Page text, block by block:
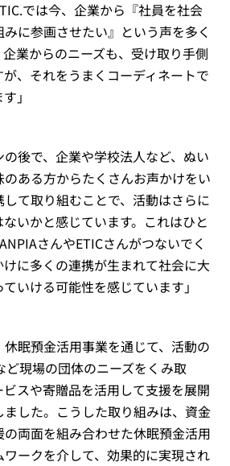
では今、企業から『社員を社会
に参画させたい』という声を多く
業からのニーズも、受け取り手側
、それをうまくコーディネートで
」
後で、企業や学校法人など、ぬい
のある方からたくさんお声かけをい
て取り組むことで、活動はさらに
いかと感じています。これはひと
さんやETICさんがつないでく
に多くの連携が生まれて社会に大
いける可能性を感じています」
眠預金活用事業を通じて、活動の
ど現場の団体のニーズをくみ取
スや寄贈品を活用して支援を展開
した。こうした取り組みは、資金
両面を組み合わせた休眠預金活用
ークを介して、効果的に実現され